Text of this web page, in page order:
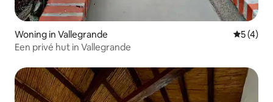
Woning in Vallegrande
5 (4)
Een privé hut in Vallegrande